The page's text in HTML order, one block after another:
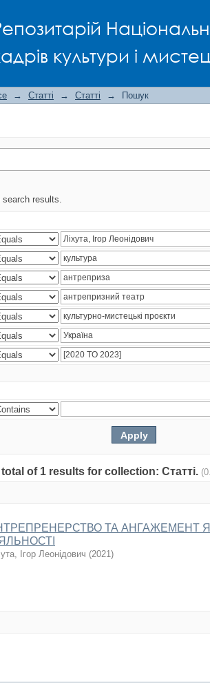
культури і
→ Статті → Статті → Пошук
results.
of 1 results for collection: Статті.
ТА АНГАЖЕМЕНТ
Ігор Леонідович (2021)